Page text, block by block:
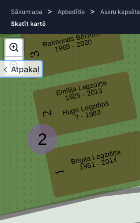
Atpakaļ
Sākumlapa > Apbedītie > Asaru kapsēta
Skatīt kartē
1
2
3
Brigita Legzdiņa
1951 - 2014
Emīlija Legzdiņa
1925 - 2013
Hugo Legzdiņš
? - 1983
Raimonds Bērziņš
1969 - 2020
2